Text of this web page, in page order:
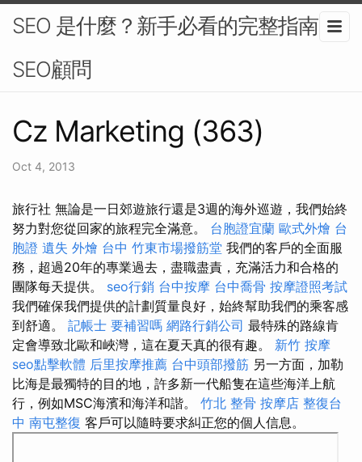
SEO 是什麼？新手必看的完整指南-
SEO顧問
Cz Marketing (363)
Oct 4, 2013
旅行社 無論是一日郊遊旅行還是3週的海外巡遊，我們始終
努力對您從回家的旅程完全滿意。 台胞證宜蘭 歐式外燴 台
胞證 遺失 外燴 台中 竹東市場撥筋堂 我們的客戶的全面服
務，超過20年的專業過去，盡職盡責，充滿活力和合格的
團隊每天提供。 seo行銷 台中按摩 台中喬骨 按摩證照考試
我們確保我們提供的計劃質量良好，始終幫助我們的乘客感
到舒適。 記帳士 要補習嗎 網路行銷公司 最特殊的路線肯
定會導致北歐和峽灣，這在夏天真的很有趣。 新竹 按摩
seo點擊軟體 后里按摩推薦 台中頭部撥筋 另一方面，加勒
比海是最獨特的目的地，許多新一代船隻在這些海洋上航
行，例如MSC海濱和海洋和諧。 竹北 整骨 按摩店 整復台
中 南屯整復 客戶可以隨時要求糾正您的個人信息。